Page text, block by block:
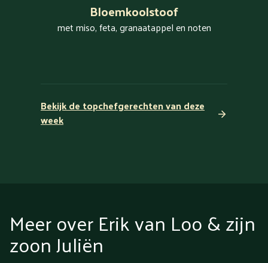
Bloemkoolstoof
met miso, feta, granaatappel en noten
Bekijk de topchefgerechten van deze
week
Meer over Erik van Loo & zijn
zoon Juliën